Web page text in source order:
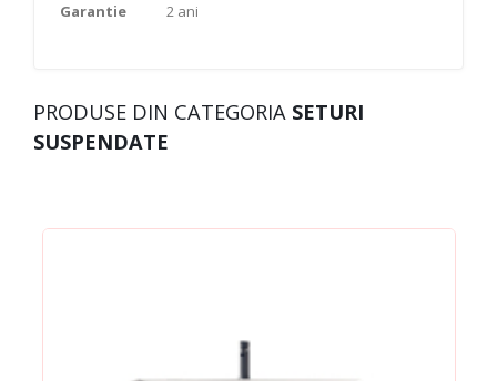
Garantie
2 ani
PRODUSE DIN CATEGORIA SETURI
SUSPENDATE